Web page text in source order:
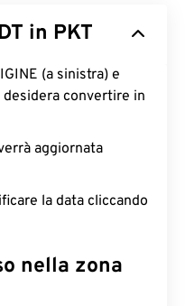
in PKT
(a sinistra) e
convertire in
aggiornata
la data cliccando
nella zona